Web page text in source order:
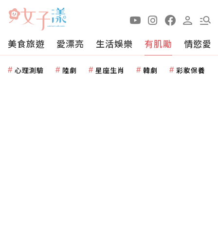
美食旅遊 愛漂亮 生活娛樂 有肌勵 情慾愛
心理測驗 陸劇 星座生肖 韓劇 彩妝保養